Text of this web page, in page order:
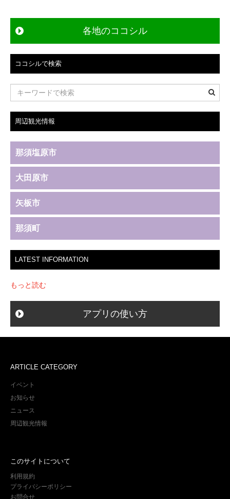
ビ
ゲ
ー
シ
ョ
ン
各地のココシル
ココシルで検索
周辺観光情報
那須塩原市
大田原市
矢板市
那須町
LATEST INFORMATION
もっと読む
アプリの使い方
ARTICLE CATEGORY
イベント
お知らせ
ニュース
周辺観光情報
このサイトについて
利用規約
プライバシーポリシー
お問合せ